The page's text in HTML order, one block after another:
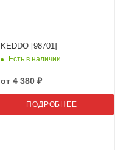
KEDDO [98701]
Есть в наличии
от 4 380 ₽
ПОДРОБНЕЕ